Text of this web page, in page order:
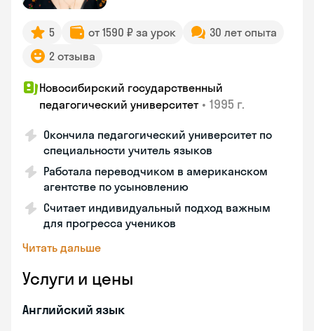
5 от 1590 ₽ за урок
30 лет опыта
2 отзыва
Новосибирский государственный
педагогический университет • 1995 г.
Окончила педагогический университет по
специальности учитель языков
Работала переводчиком в американском
агентстве по усыновлению
Считает индивидуальный подход важным
для прогресса учеников
Читать дальше
Услуги и цены
Английский язык